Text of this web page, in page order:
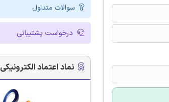
سوالات متداول
درخواست پشتیبانی
نماد اعتماد الکترونیکی